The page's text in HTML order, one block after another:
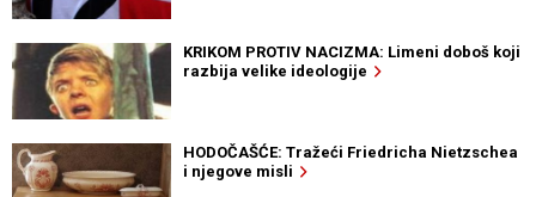
KRIKOM PROTIV NACIZMA: Limeni doboš koji
razbija velike ideologije
HODOČAŠĆE: Tražeći Friedricha Nietzschea
i njegove misli